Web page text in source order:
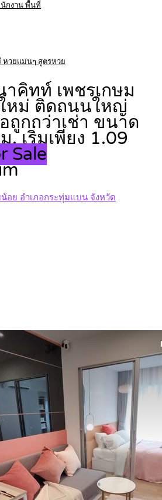
กงาน พื้นที่
หวยแม่นๆ สูตรหวย
าคิทท์ เพชรเกษม
หม่ ติดถนนใหญ่
ถูกกว่าเช่า ขนาด
. เริ่มเพียง 1.09
Sale
อย อำเภอกระทุ่มแบน จังหวัด